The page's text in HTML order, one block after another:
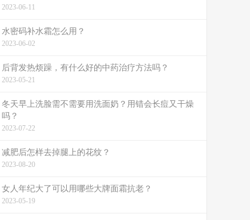
2023-06-11
水密码补水霜怎么用？
2023-06-02
后背发热烦躁，有什么好的中药治疗方法吗？
2023-05-21
冬天早上洗脸需不需要用洗面奶？用错会长痘又干燥
吗？
2023-07-22
减肥后怎样去掉腿上的花纹？
2023-08-20
女人年纪大了可以用哪些大牌面霜抗老？
2023-05-19